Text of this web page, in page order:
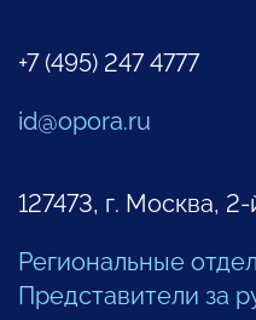
+7 (495) 247 4777
id@opora.ru
127473, г. Москва,
Региональные
Представители за